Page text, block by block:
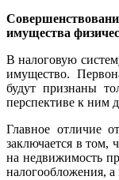
имущества
В налоговую
имущество.
будут признаны
перспективе к ним
Главное отличие
заключается в том,
на недвижимость
налогообложения,